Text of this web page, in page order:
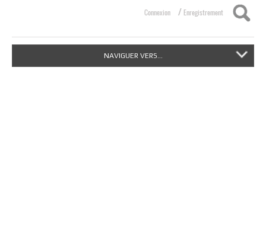
Connexion / Enregistrement
NAVIGUER VERS...